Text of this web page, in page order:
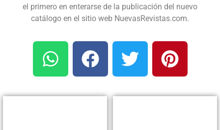
el primero en enterarse de la publicación del nuevo
catálogo en el sitio web NuevasRevistas.com.